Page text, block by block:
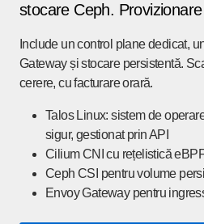
stocare Ceph.
Include un control plane dedicat,
Gateway și stocare persistentă.
cerere, cu facturare orară.
Talos Linux: sistem de
sigur, gestionat prin API
Cilium CNI cu rețelistică
Ceph CSI pentru volume
Envoy Gateway pentru